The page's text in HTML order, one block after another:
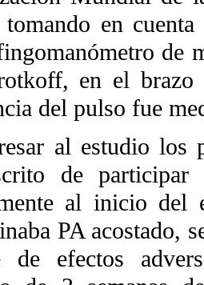
en
de
en el brazo
del pulso fue
al estudio los
de participar
al inicio del
PA acostado,
de efectos